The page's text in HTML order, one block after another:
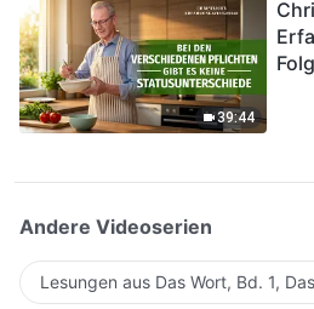
39:44
Andere Videoserien
Lesungen aus Das Wort, Bd. 1,